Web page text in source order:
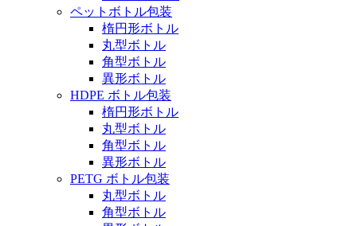
ペットボトル包装
楕円形ボトル
丸型ボトル
角型ボトル
異形ボトル
HDPE ボトル包装
楕円形ボトル
丸型ボトル
角型ボトル
異形ボトル
PETG ボトル包装
丸型ボトル
角型ボトル